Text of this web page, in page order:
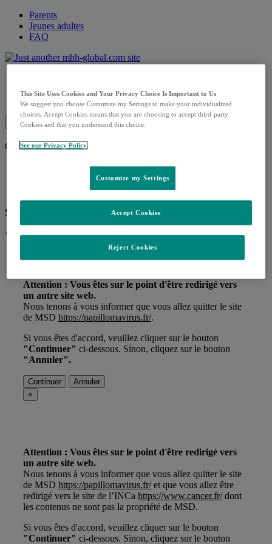
Parents
Jeunes adultes
FAQ
Jeunes adultes
Mobile Navigation
Close Mobile Navigation
Search Results for:
Your search didn't return any results.
Attention : Vous êtes sur le point d'être redirigé vers
un autre site web.
Nous tenons à vous informer que vous allez quitter le site
de MSD https://papillomavirus.fr/.
Si vous êtes d'accord, veuillez cliquer sur le bouton
"Continuer" ci-dessous. Sinon, cliquez sur le bouton
"Annuler".
Continuer
Annuler
×
Attention : Vous êtes sur le point d'être redirigé vers
un autre site web.
Nous tenons à vous informer que vous allez quitter le site
de MSD https://papillomavirus.fr/et que vous allez être
redirigé vers le site de l’INCa https://www.cancer.fr/dont
les contenus ne sont pas la propriété de MSD.
Si vous êtes d'accord, veuillez cliquer sur le bouton
"Continuer" ci-dessous. Sinon, cliquez sur le bouton
This Site Uses Cookies and Your Privacy Choice Is Important to Us
We suggest you choose Customize my Settings to make your individualized
choices. Accept Cookies means that you are choosing to accept third-party
Cookies and that you understand this choice.
See our Privacy Policy
Customize my Settings
Reject Cookies
Accept Cookies